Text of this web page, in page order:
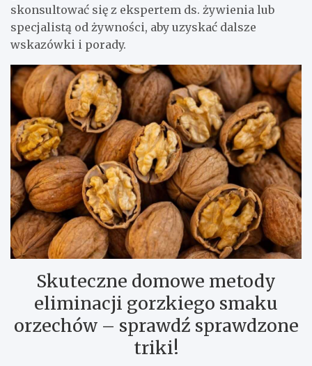
skonsultować się z ekspertem ds. żywienia lub
specjalistą od żywności, aby uzyskać dalsze
wskazówki i porady.
Skuteczne domowe metody
eliminacji gorzkiego smaku
orzechów – sprawdź sprawdzone
triki!